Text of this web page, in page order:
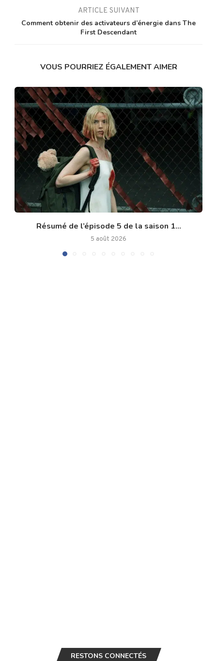
ARTICLE SUIVANT
Comment obtenir des activateurs d’énergie dans The
First Descendant
VOUS POURRIEZ ÉGALEMENT AIMER
Résumé de l’épisode 5 de la saison 1...
5 août 2026
RESTONS CONNECTÉS